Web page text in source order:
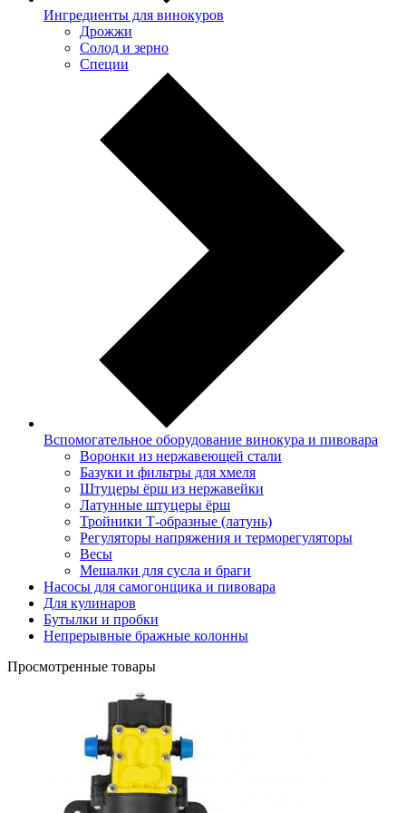
Ингредиенты для винокуров
Дрожжи
Солод и зерно
Специи
Вспомогательное оборудование винокура и пивовара
Воронки из нержавеющей стали
Базуки и фильтры для хмеля
Штуцеры ёрш из нержавейки
Латунные штуцеры ёрш
Тройники Т-образные (латунь)
Регуляторы напряжения и терморегуляторы
Весы
Мешалки для сусла и браги
Насосы для самогонщика и пивовара
Для кулинаров
Бутылки и пробки
Непрерывные бражные колонны
Просмотренные товары